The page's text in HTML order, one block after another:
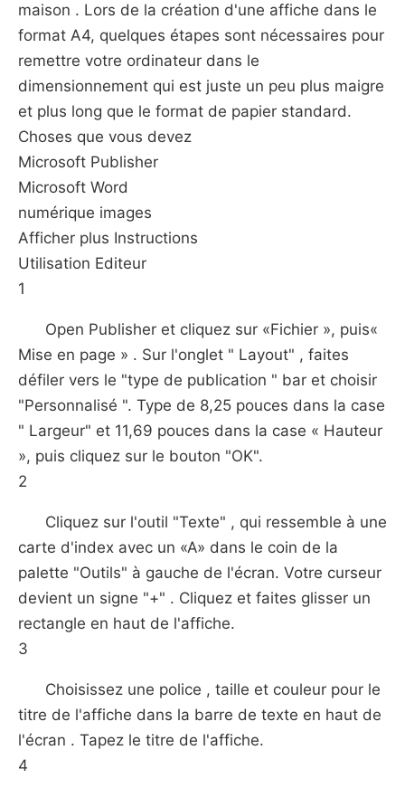
maison . Lors de la création d'une affiche dans le
format A4, quelques étapes sont nécessaires pour
remettre votre ordinateur dans le
dimensionnement qui est juste un peu plus maigre
et plus long que le format de papier standard.
Choses que vous devez
Microsoft Publisher
Microsoft Word
numérique images
Afficher plus Instructions
Utilisation Editeur
1
Open Publisher et cliquez sur «Fichier », puis«
Mise en page » . Sur l'onglet " Layout" , faites
défiler vers le "type de publication " bar et choisir
"Personnalisé ". Type de 8,25 pouces dans la case
" Largeur" ​​et 11,69 pouces dans la case « Hauteur
», puis cliquez sur le bouton "OK".
2
Cliquez sur l'outil "Texte" , qui ressemble à une
carte d'index avec un «A» dans le coin de la
palette "Outils" à gauche de l'écran. Votre curseur
devient un signe "+" . Cliquez et faites glisser un
rectangle en haut de l'affiche.
3
Choisissez une police , taille et couleur pour le
titre de l'affiche dans la barre de texte en haut de
l'écran . Tapez le titre de l'affiche.
4